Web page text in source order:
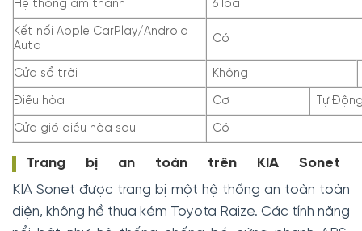
Hệ thống âm thanh 6 loa
Kết nối Apple CarPlay/Android
Auto
Có
Cửa sổ trời Không
Điều hòa Cơ Tự
Cửa gió điều hòa sau Có
Trang bị an toàn trên KIA Sonet
KIA Sonet được trang bị một hệ thống an toàn toàn
diện, không hề thua kém Toyota Raize. Các tính năng